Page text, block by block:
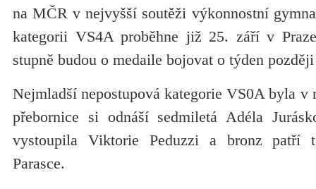
na MČR v nejvyšší soutěži výkonnostní
kategorii VS4A proběhne již 25. září v
stupně budou o medaile bojovat o týden
Nejmladší nepostupová kategorie VS0A byla
přebornice si odnáší sedmiletá Adéla
vystoupila Viktorie Peduzzi a bronz patří
Parasce.